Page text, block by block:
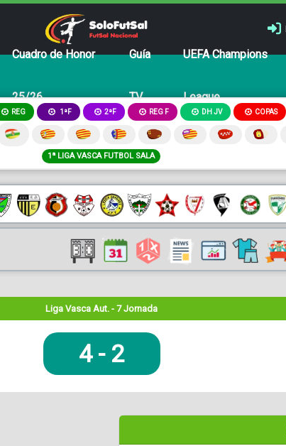
Cuadro de Honor
25/26
Guía
TV
UEFA Champions
League
REG 1ªF 2ªF REG F DH JV COPAS
1ª LIGA VASCA FUTBOL SALA
Liga Vasca Aut. - 7 Jornada
4- 2